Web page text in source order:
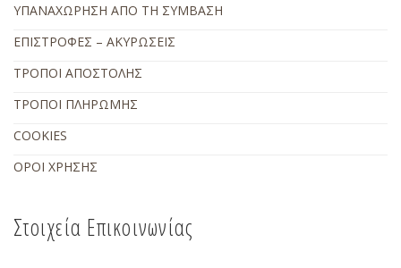
ΥΠΑΝΑΧΩΡΗΣΗ ΑΠΟ ΤΗ ΣΥΜΒΑΣΗ
ΕΠΙΣΤΡΟΦΕΣ – ΑΚΥΡΩΣΕΙΣ
ΤΡΟΠΟΙ ΑΠΟΣΤΟΛΗΣ
ΤΡΟΠΟΙ ΠΛΗΡΩΜΗΣ
COOKIES
ΟΡΟΙ ΧΡΗΣΗΣ
Στοιχεία Επικοινωνίας